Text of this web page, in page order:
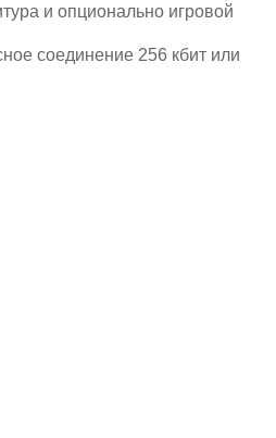
и опционально игровой
соединение 256 кбит или